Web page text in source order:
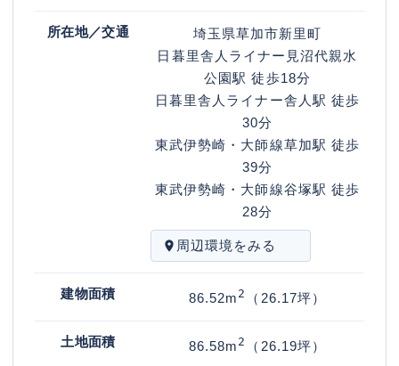
所在地／交通
埼玉県草加市新里町
日暮里舎人ライナー 見沼代親水
公園駅 徒歩18分
日暮里舎人ライナー舎人駅 徒歩
30分
東武伊勢崎・大師線草加駅 徒歩
39分
東武伊勢崎・大師線谷塚駅 徒歩
28分
周辺環境をみる
建物面積 86.52m 2 （26.17坪）
土地面積 86.58m 2 （26.19坪）